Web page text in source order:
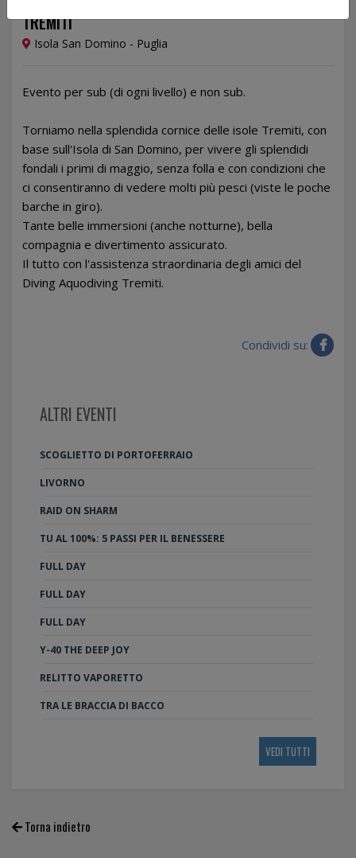
TREMITI
Isola San Domino - Puglia
Evento per sub (di ogni livello) e non sub.
Torniamo nella splendida cornice delle isole Tremiti, con
base sull'Isola di San Domino, per vivere gli splendidi
fondali i primi di maggio, senza folla e con condizioni che
ci consentiranno di vedere molti più pesci (viste le poche
barche in giro).
Tante belle immersioni (anche notturne), bella
compagnia e divertimento assicurato.
Il tutto con l'assistenza straordinaria degli amici del
Diving Aquodiving Tremiti.
Condividi su:
ALTRI EVENTI
SCOGLIETTO DI PORTOFERRAIO
LIVORNO
RAID ON SHARM
TU AL 100%: 5 PASSI PER IL BENESSERE
FULL DAY
FULL DAY
FULL DAY
Y-40 THE DEEP JOY
RELITTO VAPORETTO
TRA LE BRACCIA DI BACCO
VEDI TUTTI
Torna indietro